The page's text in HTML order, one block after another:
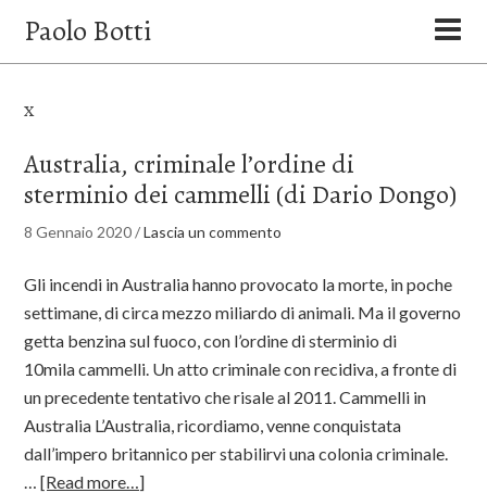
Paolo Botti
x
Australia, criminale l’ordine di
sterminio dei cammelli (di Dario Dongo)
8 Gennaio 2020/Lascia un commento
Gli incendi in Australia hanno provocato la morte, in poche
settimane, di circa mezzo miliardo di animali. Ma il governo
getta benzina sul fuoco, con l’ordine di sterminio di
10mila cammelli. Un atto criminale con recidiva, a fronte di
un precedente tentativo che risale al 2011. Cammelli in
Australia L’Australia, ricordiamo, venne conquistata
dall’impero britannico per stabilirvi una colonia criminale.
…[Read more…]